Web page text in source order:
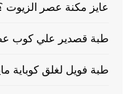
عايز مكنة عصر الزيوت
طبة قصدير علي كوب
طبة فويل لغلق كوباية